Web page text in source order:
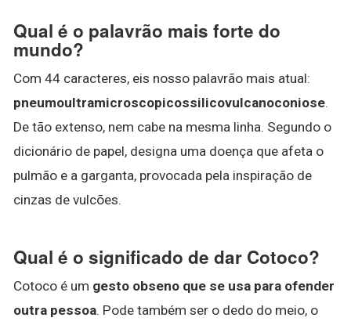
Qual é o palavrão mais forte do
mundo?
Com 44 caracteres, eis nosso palavrão mais atual:
pneumoultramicroscopicossilicovulcanoconiose.
De tão extenso, nem cabe na mesma linha. Segundo o
dicionário de papel, designa uma doença que afeta o
pulmão e a garganta, provocada pela inspiração de
cinzas de vulcões.
Qual é o significado de dar Cotoco?
Cotoco é um gesto obseno que se usa para ofender
outra pessoa. Pode também ser o dedo do meio, o